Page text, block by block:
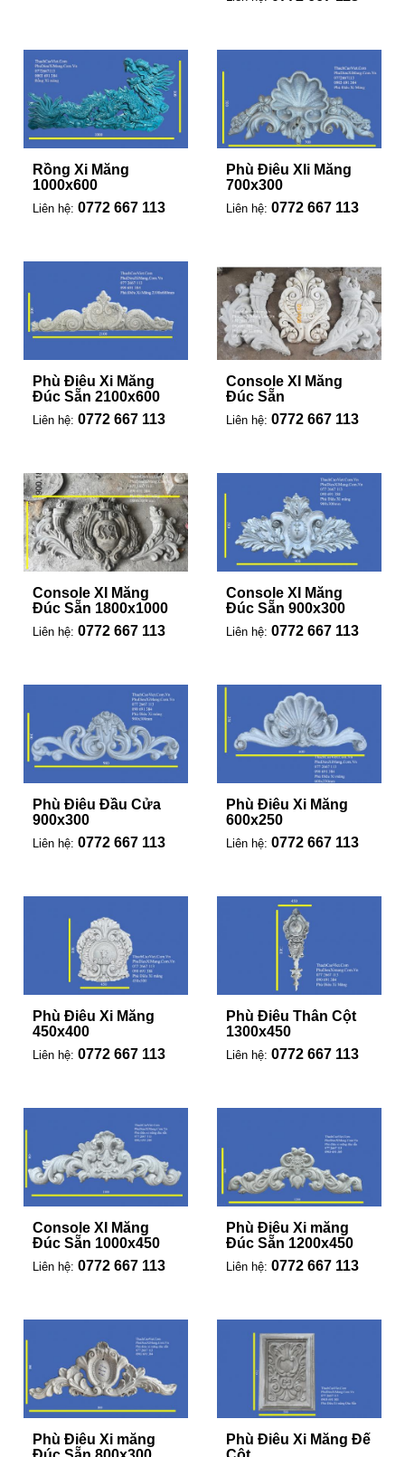
Rồng Xi Măng
1000x600
Liên hệ: 0772 667 113
Phù Điêu XIi Măng
700x300
Liên hệ: 0772 667 113
Phù Điêu Xi Măng
Đúc Sẵn 2100x600
Liên hệ: 0772 667 113
Console XI Măng
Đúc Sẵn
Liên hệ: 0772 667 113
Console XI Măng
Đúc Sẵn 1800x1000
Liên hệ: 0772 667 113
Console XI Măng
Đúc Sẵn 900x300
Liên hệ: 0772 667 113
Phù Điêu Đầu Cửa
900x300
Liên hệ: 0772 667 113
Phù Điêu Xi Măng
600x250
Liên hệ: 0772 667 113
Phù Điêu Xi Măng
450x400
Liên hệ: 0772 667 113
Phù Điêu Thân Cột
1300x450
Liên hệ: 0772 667 113
Console XI Măng
Đúc Sẵn 1000x450
Liên hệ: 0772 667 113
Phù Điêu Xi măng
Đúc Sẵn 1200x450
Liên hệ: 0772 667 113
Phù Điêu Xi măng
Phù Điêu Xi Măng Đế